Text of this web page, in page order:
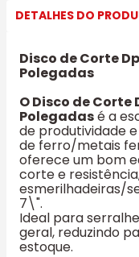
DETALHES DO
Disco de Corte
Polegadas
O Disco de
Polegadasé a
de produtividade
de ferro/metais
oferece um bom
corte e
esmerilhadeiras/
7\".
Ideal para
geral, reduzindo
estoque.